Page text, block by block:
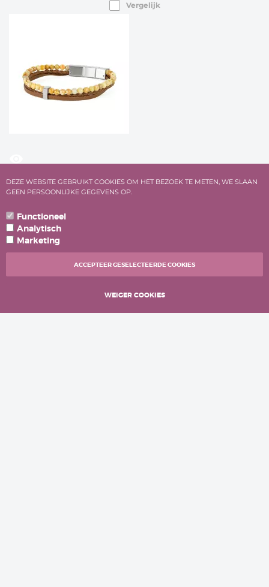
Vergelijk
€59,95
DEZE WEBSITE GEBRUIKT COOKIES OM HET BEZOEK TE METEN, WE SLAAN
GEEN PERSOONLIJKE GEGEVENS OP.
Functioneel
Analytisch
Marketing
ACCEPTEER GESELECTEERDE COOKIES
WEIGER COOKIES